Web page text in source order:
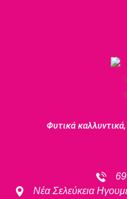
Φυτικά
Νέα Σελεύκεια